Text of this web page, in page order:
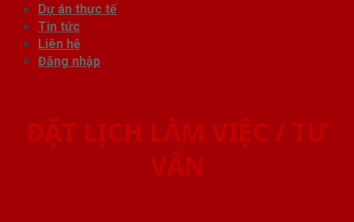
Dự án thực tế
Tin tức
Liên hệ
Đăng nhập
ĐẶT LỊCH LÀM VIỆC / TƯ
VẤN